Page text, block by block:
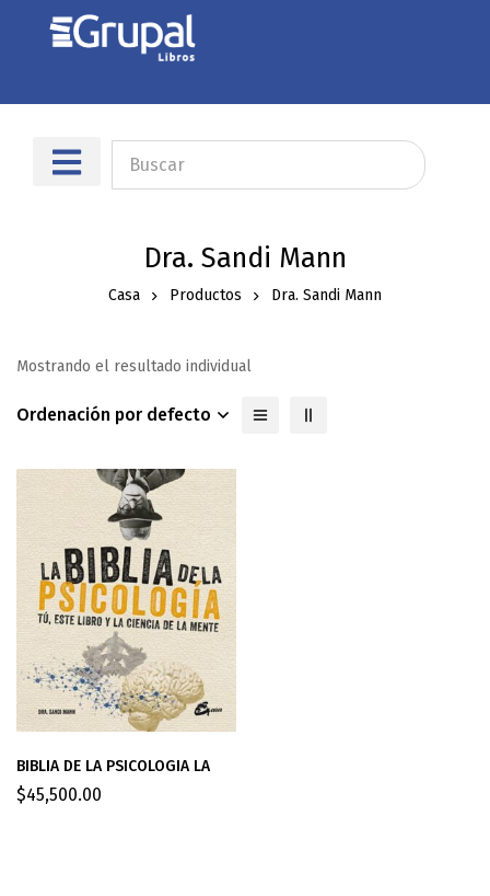
Dra. Sandi Mann
Casa Productos Dra. Sandi Mann
Mostrando el resultado individual
Ordenación por defecto
BIBLIA DE LA PSICOLOGIA LA
$45,500.00